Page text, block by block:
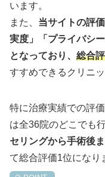
います。
また、 当サイトの評
実度」「プライバシ
となっており、 総合
すすめできるクリニッ
特に治療実績での評
は全36院のどこでも
セリングから手術後
て総合評価1位になり